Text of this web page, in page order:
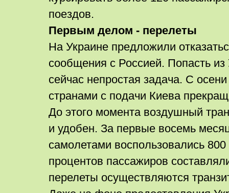
поездов.
Первым делом - перелеты
На Украине предложили
сообщения с Россией. Попасть
сейчас непростая задача. С
странами с подачи Киева
До этого момента воздушный
и удобен. За первые восемь
самолетами воспользовались
процентов пассажиров
перелеты осуществляются